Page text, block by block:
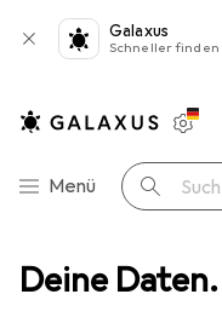
Deine
Galaxus
Schneller finden
Navigation nach
Menü Suche